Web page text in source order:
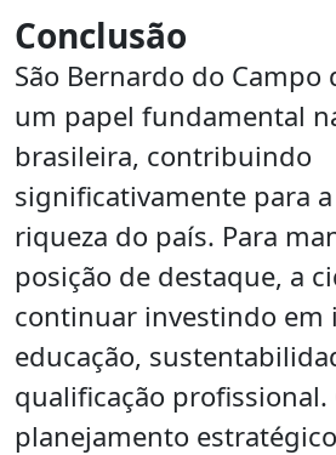
Conclusão
São Bernardo do Campo
um papel fundamental
brasileira, contribuindo
significativamente para
riqueza do país. Para
posição de destaque, a
continuar investindo
educação,
qualificação profissional.
planejamento